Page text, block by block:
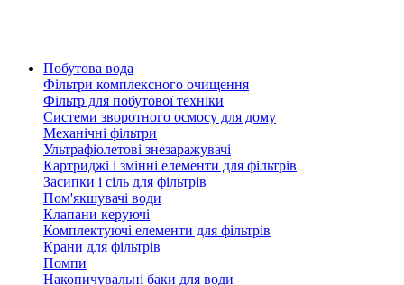
Побутова вода
Фільтри комплексного очищення
Фільтр для побутової техніки
Системи зворотного осмосу для дому
Механічні фільтри
Ультрафіолетові знезаражувачі
Картриджі і змінні елементи для фільтрів
Засипки і сіль для фільтрів
Пом'якшувачі води
Клапани керуючі
Комплектуючі елементи для фільтрів
Крани для фільтрів
Помпи
Накопичувальні баки для води